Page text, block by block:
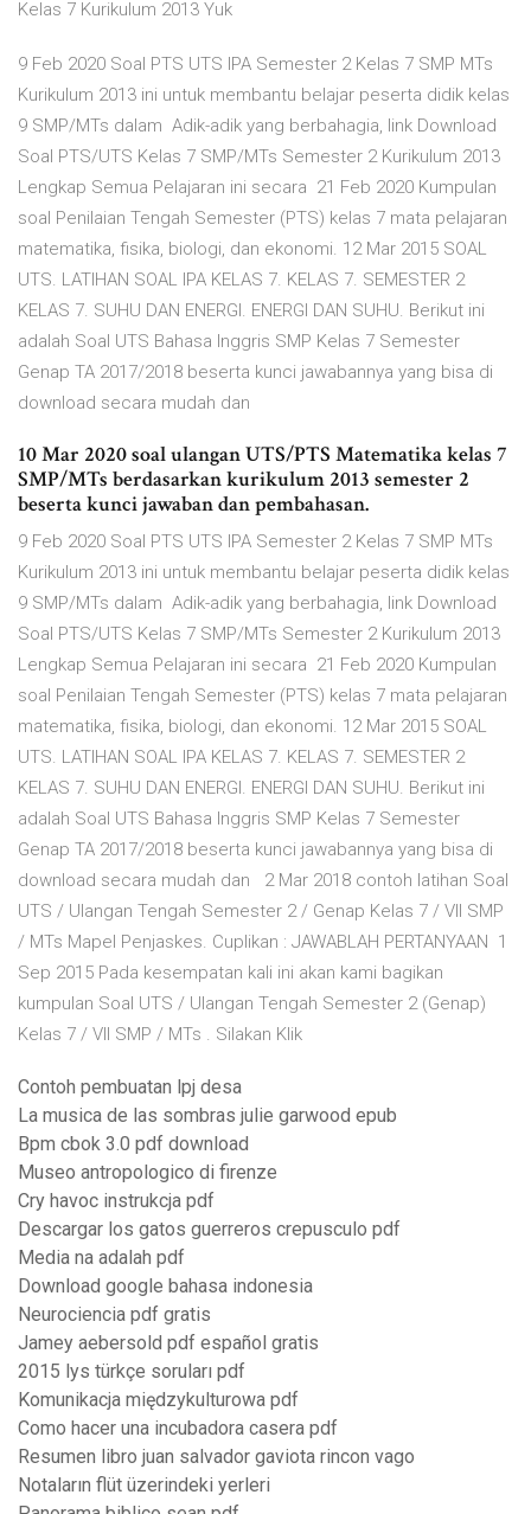
Kelas 7 Kurikulum 2013 Yuk
9 Feb 2020 Soal PTS UTS IPA Semester 2 Kelas 7 SMP MTs
Kurikulum 2013 ini untuk membantu belajar peserta didik kelas
9 SMP/MTs dalam Adik-adik yang berbahagia, link Download
Soal PTS/UTS Kelas 7 SMP/MTs Semester 2 Kurikulum 2013
Lengkap Semua Pelajaran ini secara 21 Feb 2020 Kumpulan
soal Penilaian Tengah Semester (PTS) kelas 7 mata pelajaran
matematika, fisika, biologi, dan ekonomi. 12 Mar 2015 SOAL
UTS. LATIHAN SOAL IPA KELAS 7. KELAS 7. SEMESTER 2
KELAS 7. SUHU DAN ENERGI. ENERGI DAN SUHU. Berikut ini
adalah Soal UTS Bahasa Inggris SMP Kelas 7 Semester
Genap TA 2017/2018 beserta kunci jawabannya yang bisa di
download secara mudah dan
10 Mar 2020 soal ulangan UTS/PTS Matematika kelas 7
SMP/MTs berdasarkan kurikulum 2013 semester 2
beserta kunci jawaban dan pembahasan.
9 Feb 2020 Soal PTS UTS IPA Semester 2 Kelas 7 SMP MTs
Kurikulum 2013 ini untuk membantu belajar peserta didik kelas
9 SMP/MTs dalam Adik-adik yang berbahagia, link Download
Soal PTS/UTS Kelas 7 SMP/MTs Semester 2 Kurikulum 2013
Lengkap Semua Pelajaran ini secara 21 Feb 2020 Kumpulan
soal Penilaian Tengah Semester (PTS) kelas 7 mata pelajaran
matematika, fisika, biologi, dan ekonomi. 12 Mar 2015 SOAL
UTS. LATIHAN SOAL IPA KELAS 7. KELAS 7. SEMESTER 2
KELAS 7. SUHU DAN ENERGI. ENERGI DAN SUHU. Berikut ini
adalah Soal UTS Bahasa Inggris SMP Kelas 7 Semester
Genap TA 2017/2018 beserta kunci jawabannya yang bisa di
download secara mudah dan 2 Mar 2018 contoh latihan Soal
UTS / Ulangan Tengah Semester 2 / Genap Kelas 7 / VII SMP
/ MTs Mapel Penjaskes. Cuplikan : JAWABLAH PERTANYAAN 1
Sep 2015 Pada kesempatan kali ini akan kami bagikan
kumpulan Soal UTS / Ulangan Tengah Semester 2 (Genap)
Kelas 7 / VII SMP / MTs . Silakan Klik
Contoh pembuatan lpj desa
La musica de las sombras julie garwood epub
Bpm cbok 3.0 pdf download
Museo antropologico di firenze
Cry havoc instrukcja pdf
Descargar los gatos guerreros crepusculo pdf
Media na adalah pdf
Download google bahasa indonesia
Neurociencia pdf gratis
Jamey aebersold pdf español gratis
2015 lys türkçe soruları pdf
Komunikacja międzykulturowa pdf
Como hacer una incubadora casera pdf
Resumen libro juan salvador gaviota rincon vago
Notaların flüt üzerindeki yerleri